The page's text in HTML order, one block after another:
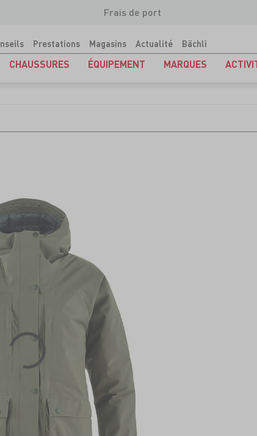
Frais de port
Prestations Magasins Actualité Bächli
CHAUSSURES ÉQUIPEMENT MARQUES